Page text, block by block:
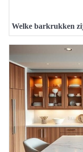
Welke barkrukken